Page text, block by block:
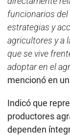
funcionarios del
estrategias y
agricultores y a
que se vive
adoptar en el
mencionó en
Indicó que
productores
dependen